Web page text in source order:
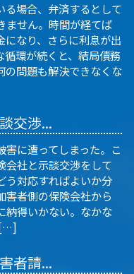
る場合、弁済するとして
ません。時間が経てば
になり、さらに利息が出
循環が続くと、結局債務
の問題も解決できなくな
交渉...
害に遭ってしまった。こ
会社と示談交渉をして
う対応すればよいか分
害者側の保険会社から
納得いかない。なかな
[…]
者請...